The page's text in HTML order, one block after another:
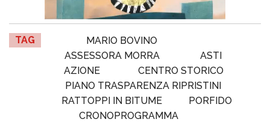
TAG
MARIO BOVINO
ASSESSORA MORRA
ASTI
AZIONE
CENTRO STORICO
PIANO TRASPARENZA RIPRISTINI
RATTOPPI IN BITUME
PORFIDO
CRONOPROGRAMMA